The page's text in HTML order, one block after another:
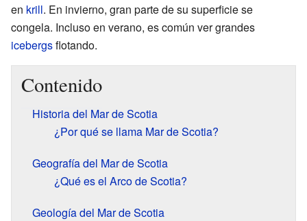
en krill. En invierno, gran parte de su superficie se
congela. Incluso en verano, es común ver grandes
icebergsflotando.
Contenido
Historia del Mar de Scotia
¿Por qué se llama Mar de Scotia?
Geografía del Mar de Scotia
¿Qué es el Arco de Scotia?
Geología del Mar de Scotia